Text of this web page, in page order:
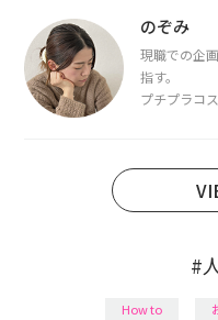
断・骨格診
のぞみ
現職での企
指す。
プチプラコ
日本化粧品
#
How to